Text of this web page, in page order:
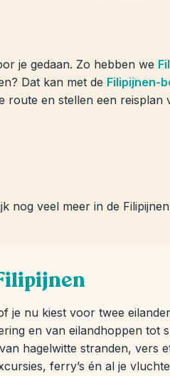
je gedaan. Zo hebben we
Dat kan met de Filipijnen-
en stellen een reisplan
nog veel meer in de
je nu kiest voor twee
en van eilandhoppen tot
hagelwitte stranden, vers
ferry’s én al je